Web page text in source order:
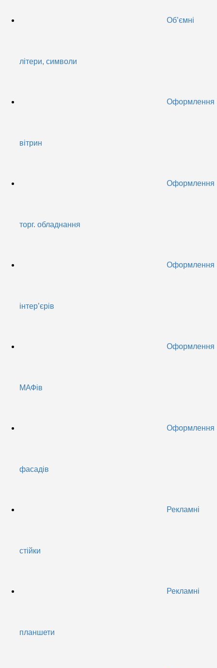
Об’ємні
літери, символи
Оформлення
вітрин
Оформлення
торг. обладнання
Оформлення
інтер’єрів
Оформлення
МАФів
Оформлення
фасадів
Рекламні
стійки
Рекламні
планшети